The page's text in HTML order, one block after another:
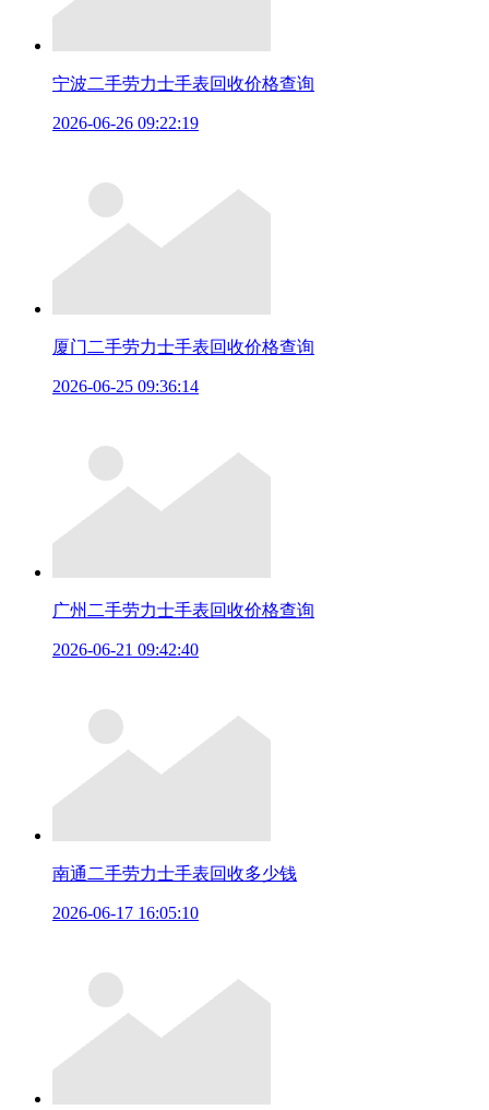
宁波二手劳力士手表回收价格查询
2026-06-26 09:22:19
厦门二手劳力士手表回收价格查询
2026-06-25 09:36:14
广州二手劳力士手表回收价格查询
2026-06-21 09:42:40
南通二手劳力士手表回收多少钱
2026-06-17 16:05:10